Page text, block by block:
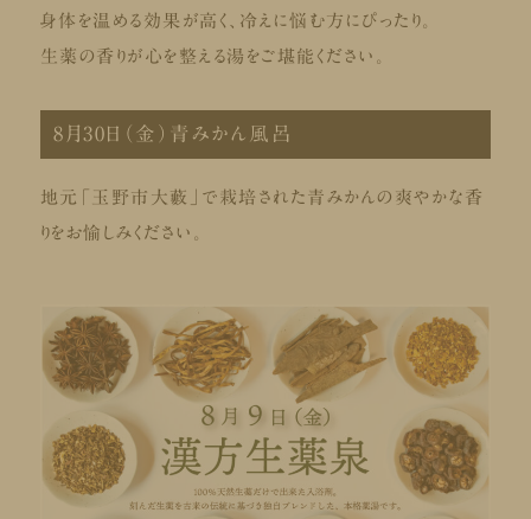
身体を温める効果が高く、冷えに悩む方にぴったり。
生薬の香りが心を整える湯をご堪能ください。
8月30日（金）青みかん風呂
地元「玉野市大藪」で栽培された青みかんの爽やかな香
りをお愉しみください。